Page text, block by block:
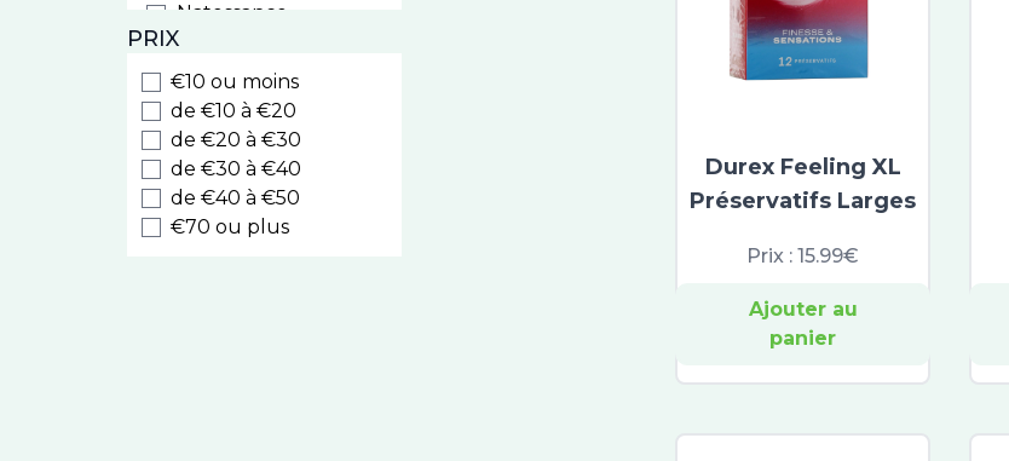
Natessance
Weleda
Biocyte
Luxeol
Style
Cooper
Nodé
Caudalie
PRIX
€10 ou moins
de €10 à €20
de €20 à €30
de €30 à €40
de €40 à €50
€70 ou plus
Durex Feeling XL
Préservatifs Larges
Prix :15.99€
Ajouter au
panier